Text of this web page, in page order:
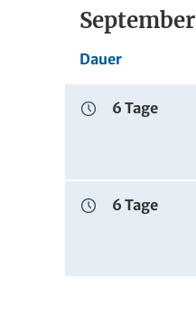
September
Dauer
6 Tage
6 Tage